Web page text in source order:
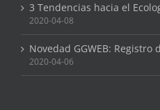
3 Tendencias hacia el
2020-04-08
Novedad GGWEB: Registro
2020-04-06